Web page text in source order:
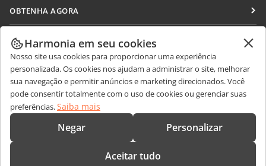
OBTENHA AGORA
Docs
DocSpace
Workspace
Conectores
Aplicativos para desktop
Aplicativos móveis
COLABORAR
Para colaboradores
Para tradutores
Para influenciadores
Vagas
RECEBA NOTÍCIAS
Blog
OBTER AJUDA
Fórum
Cursos de treinamento
CONTATE-NOS
Perguntas sobre vendas
sales@onlyoffice.com
Harmonia em seu cookies
Nosso site usa cookies para proporcionar uma experiência
personalizada. Os cookies nos ajudam a administrar o site, melhorar
sua navegação e permitir anúncios e marketing direcionados. Você
pode consentir totalmente com o uso de cookies ou gerenciar suas
preferências.Saiba mais
Negar Personalizar
Aceitar tudo